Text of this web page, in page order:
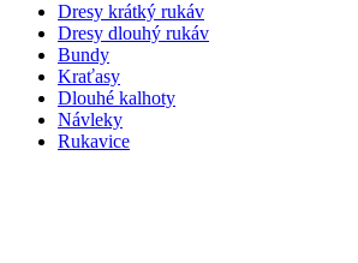
Dresy krátký rukáv
Dresy dlouhý rukáv
Bundy
Kraťasy
Dlouhé kalhoty
Návleky
Rukavice